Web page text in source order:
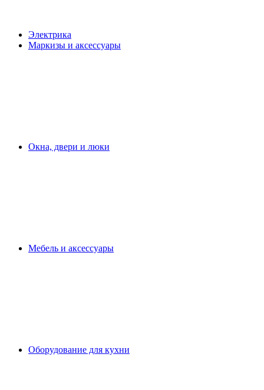
Электрика
Маркизы и аксессуары
Окна, двери и люки
Мебель и аксессуары
Оборудование для кухни